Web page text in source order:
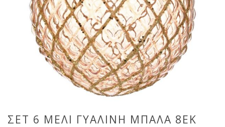
ΣΕΤ 6 ΜΕΛΙ ΓΥΑΛΙΝΗ ΜΠΑΛΑ 8ΕΚ